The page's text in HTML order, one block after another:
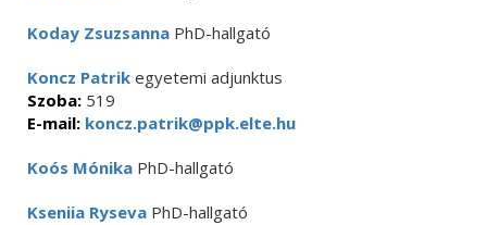
Koday Zsuzsanna PhD-hallgató
Koncz Patrik egyetemi adjunktus
Szoba: 519
E-mail: koncz.patrik@ppk.elte.hu
Koós Mónika PhD-hallgató
Kseniia Ryseva PhD-hallgató